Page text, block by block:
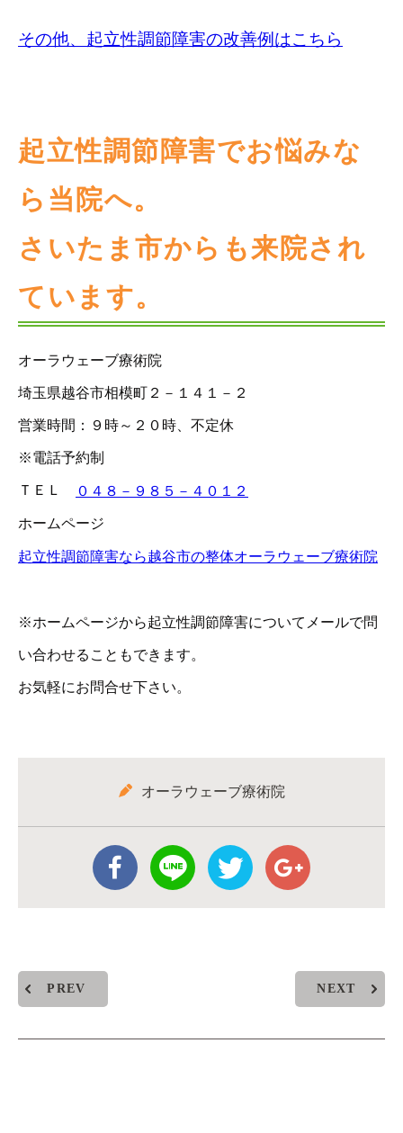
その他、起立性調節障害の改善例はこちら
起立性調節障害でお悩みな
ら当院へ。
さいたま市からも来院され
ています。
オーラウェーブ療術院
埼玉県越谷市相模町２－１４１－２
営業時間：９時～２０時、不定休
※電話予約制
ＴＥＬ ０４８－９８５－４０１２
ホームページ
起立性調節障害なら越谷市の整体オーラウェーブ療術院
※ホームページから起立性調節障害についてメールで問
い合わせることもできます。
お気軽にお問合せ下さい。
オーラウェーブ療術院
PREV NEXT